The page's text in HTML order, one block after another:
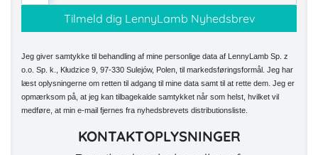
Jeg giver samtykke til behandling af mine personlige data af LennyLamb Sp. z
o.o. Sp. k., Kłudzice 9, 97-330 Sulejów, Polen, til markedsføringsformål. Jeg har
læst oplysningerne om retten til adgang til mine data samt til at rette dem. Jeg er
opmærksom på, at jeg kan tilbagekalde samtykket når som helst, hvilket vil
medføre, at min e-mail fjernes fra nyhedsbrevets distributionsliste.
KONTAKTOPLYSNINGER